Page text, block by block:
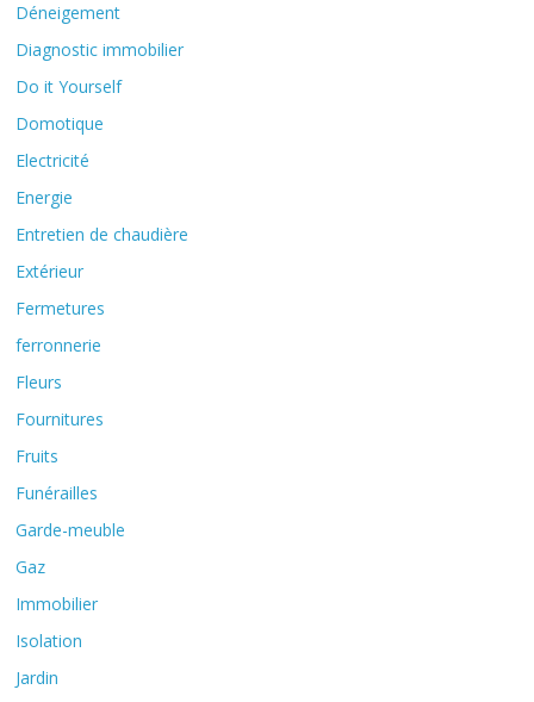
Déneigement
Diagnostic immobilier
Do it Yourself
Domotique
Electricité
Energie
Entretien de chaudière
Extérieur
Fermetures
ferronnerie
Fleurs
Fournitures
Fruits
Funérailles
Garde-meuble
Gaz
Immobilier
Isolation
Jardin